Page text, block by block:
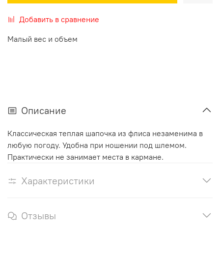
Добавить в сравнение
Малый вес и объем
Описание
Классическая теплая шапочка из флиса незаменима в
любую погоду. Удобна при ношении под шлемом.
Практически не занимает места в кармане.
Характеристики
Отзывы